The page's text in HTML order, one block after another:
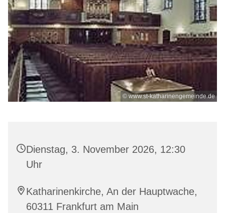
© www.st-katharinengemeinde.de
Dienstag, 3. November 2026, 12:30
Uhr
Katharinenkirche, An der Hauptwache,
60311 Frankfurt am Main